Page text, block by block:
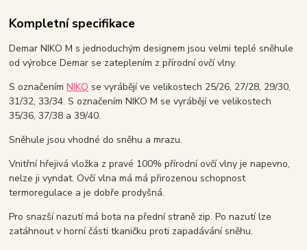
Kompletní specifikace
Demar NIKO M s jednoduchým designem jsou velmi teplé sněhule
od výrobce Demar se zateplením z přírodní ovčí vlny.
S označenímNIKO se vyrábějí ve velikostech 25/26, 27/28, 29/30,
31/32, 33/34. S označením NIKO M se vyrábějí ve velikostech
35/36, 37/38 a 39/40.
Sněhule jsou vhodné do sněhu a mrazu.
Vnitřní hřejivá vložka z pravé 100% přírodní ovčí vlny je napevno,
nelze ji vyndat. Ovčí vlna má má přirozenou schopnost
termoregulace a je dobře prodyšná.
Pro snazší nazutí má bota na přední straně zip. Po nazutí lze
zatáhnout v horní části tkaničku proti zapadávání sněhu.